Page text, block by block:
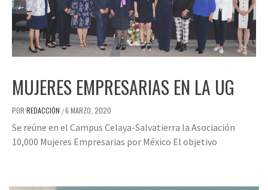
MUJERES EMPRESARIAS EN LA UG
POR REDACCIÓN /6 MARZO, 2020
Se reúne en el Campus Celaya-Salvatierra la Asociación
10,000 Mujeres Empresarias por México El objetivo